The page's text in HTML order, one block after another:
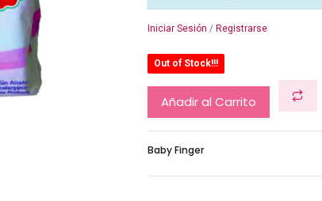
Iniciar Sesión / Registrarse
Out of Stock!!!
Añadir al Carrito
Baby Finger